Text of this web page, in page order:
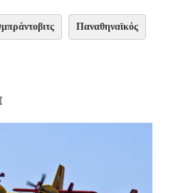
Παναθηναϊκός